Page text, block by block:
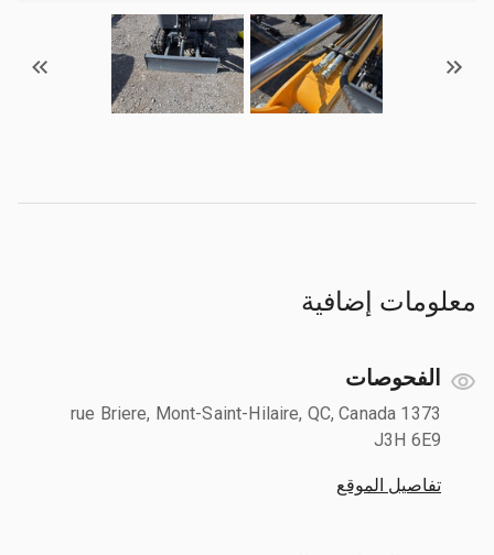
معلومات إضافية
الفحوصات
1373 rue Briere, Mont-Saint-Hilaire, QC, Canada
J3H 6E9
تفاصيل الموقع